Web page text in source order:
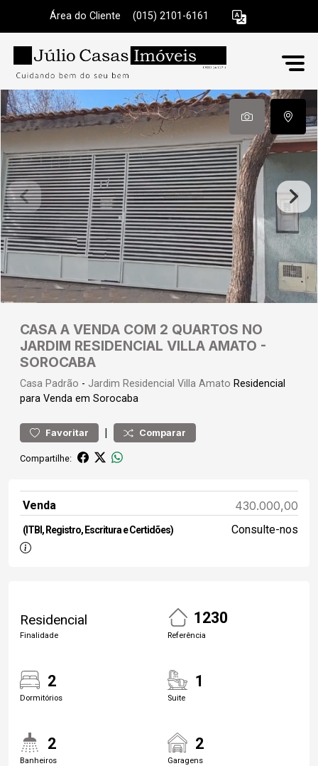
Área do Cliente (015) 2101-6161
CASA A VENDA COM 2 QUARTOS NO
JARDIM RESIDENCIAL VILLA AMATO -
SOROCABA
Casa Padrão - Jardim Residencial Villa Amato Residencial
para Venda em Sorocaba
Favoritar | Comparar
Compartilhe:
Venda 430.000,00
(ITBI, Registro, Escritura e Certidões) Consulte-nos
Residencial
Finalidade
1230
Referência
2
Dormitórios
1
Suite
2
Banheiros
2
Garagens